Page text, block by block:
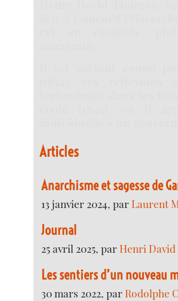
Articles
Anarchisme et sagesse de
13 janvier 2024, parLaurent
Journal
25 avril 2025, parHenri David
Les sentiers d’un nouveau
30 mars 2022, par Rodolphe